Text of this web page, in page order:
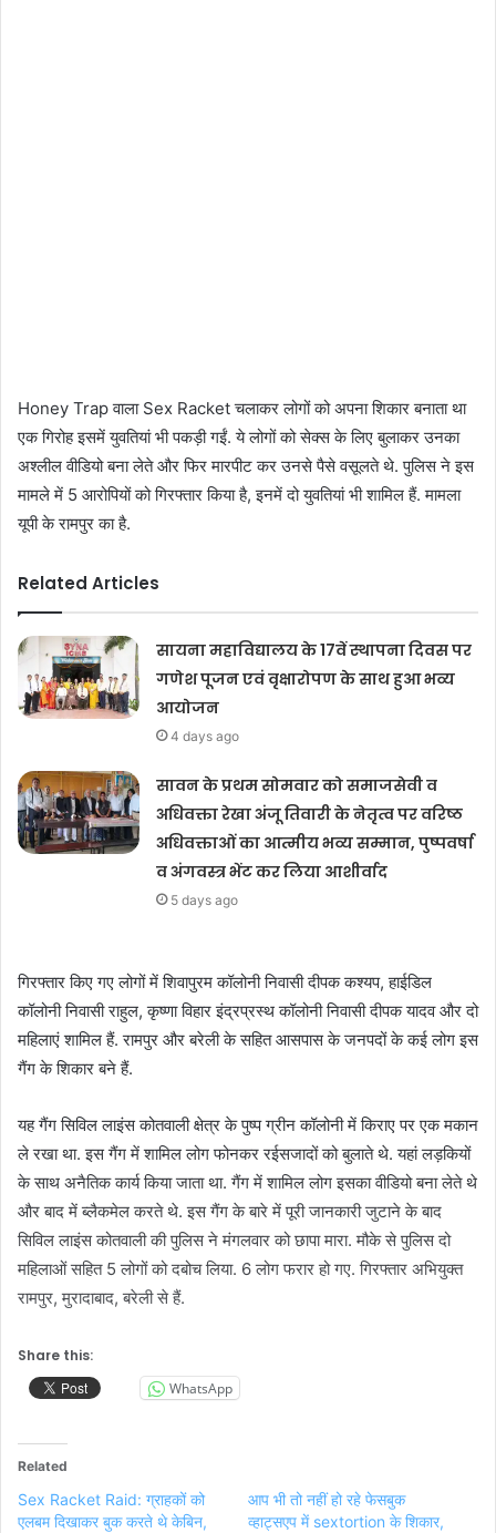
Honey Trap वाला Sex Racket चलाकर लोगों को अपना शिकार बनाता था
एक गिरोह इसमें युवतियां भी पकड़ी गईं. ये लोगों को सेक्स के लिए बुलाकर उनका
अश्लील वीडियो बना लेते और फिर मारपीट कर उनसे पैसे वसूलते थे. पुलिस ने इस
मामले में 5 आरोपियों को गिरफ्तार किया है, इनमें दो युवतियां भी शामिल हैं. मामला
यूपी के रामपुर का है.
Related Articles
सायना महाविद्यालय के 17वें स्थापना दिवस पर
गणेश पूजन एवं वृक्षारोपण के साथ हुआ भव्य
आयोजन
4 days ago
सावन के प्रथम सोमवार को समाजसेवी व
अधिवक्ता रेखा अंजू तिवारी के नेतृत्व पर वरिष्ठ
अधिवक्ताओं का आत्मीय भव्य सम्मान, पुष्पवर्षा
व अंगवस्त्र भेंट कर लिया आशीर्वाद
5 days ago
गिरफ्तार किए गए लोगों में शिवापुरम कॉलोनी निवासी दीपक कश्यप, हाईडिल
कॉलोनी निवासी राहुल, कृष्णा विहार इंद्रप्रस्थ कॉलोनी निवासी दीपक यादव और दो
महिलाएं शामिल हैं. रामपुर और बरेली के सहित आसपास के जनपदों के कई लोग इस
गैंग के शिकार बने हैं.
यह गैंग सिविल लाइंस कोतवाली क्षेत्र के पुष्प ग्रीन कॉलोनी में किराए पर एक मकान
ले रखा था. इस गैंग में शामिल लोग फोनकर रईसजादों को बुलाते थे. यहां लड़कियों
के साथ अनैतिक कार्य किया जाता था. गैंग में शामिल लोग इसका वीडियो बना लेते थे
और बाद में ब्लैकमेल करते थे. इस गैंग के बारे में पूरी जानकारी जुटाने के बाद
सिविल लाइंस कोतवाली की पुलिस ने मंगलवार को छापा मारा. मौके से पुलिस दो
महिलाओं सहित 5 लोगों को दबोच लिया. 6 लोग फरार हो गए. गिरफ्तार अभियुक्त
रामपुर, मुरादाबाद, बरेली से हैं.
Share this:
WhatsApp
Related
Sex Racket Raid: ग्राहकों को
एलबम दिखाकर बुक करते थे केबिन,
आप भी तो नहीं हो रहे फेसबुक
व्हाट्सएप में sextortion के शिकार,